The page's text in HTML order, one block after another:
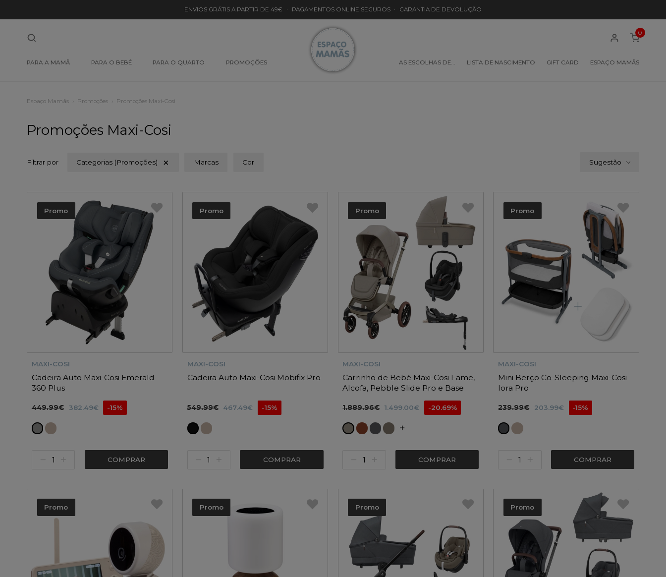
ENVIOS GRÁTIS A PARTIR DE 49€ · PAGAMENTOS ONLINE SEGUROS · GARANTIA DE DEVOLUÇÃO
PARA A MAMÃ PARA O BEBÉ PARA O QUARTO PROMOÇÕES AS ESCOLHAS DE… LISTA DE NASCIMENTO GIFT CARD ESPAÇO MAMÃS
0
Espaço Mamãs Promoções Promoções Maxi-Cosi
Promoções Maxi-Cosi
Filtrar por Categorias (Promoções) Marcas Cor Sugestão
Promo
MAXI-COSI
Cadeira Auto Maxi-Cosi Emerald
360 Plus
449.99€ 382.49€ -15%
COMPRAR
Promo
MAXI-COSI
Cadeira Auto Maxi-Cosi Mobifix Pro
549.99€ 467.49€ -15%
COMPRAR
Promo
MAXI-COSI
Carrinho de Bebé Maxi-Cosi Fame,
Alcofa, Pebble Slide Pro e Base
1.889.96€ 1.499.00€ -20.69%
COMPRAR
Promo
MAXI-COSI
Mini Berço Co-Sleeping Maxi-Cosi
Iora Pro
239.99€ 203.99€ -15%
COMPRAR
Promo Promo Promo Promo